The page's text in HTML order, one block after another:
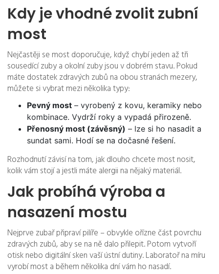
Kdy je vhodné zvolit zubní
most
Nejčastěji se most doporučuje, když chybí jeden až tři
sousedící zuby a okolní zuby jsou v dobrém stavu. Pokud
máte dostatek zdravých zubů na obou stranách mezery,
můžete si vybrat mezi několika typy:
Pevný most – vyrobený z kovu, keramiky nebo
kombinace. Vydrží roky a vypadá přirozeně.
Přenosný most (závěsný) – lze si ho nasadit a
sundat sami. Hodí se na dočasné řešení.
Rozhodnutí závisí na tom, jak dlouho chcete most nosit,
kolik vám stojí a jestli máte alergii na nějaký materiál.
Jak probíhá výroba a
nasazení mostu
Nejprve zubař připraví pilíře – obvykle ořízne část povrchu
zdravých zubů, aby se na ně dalo přilepit. Potom vytvoří
otisk nebo digitální sken vaší ústní dutiny. Laboratoř na míru
vyrobí most a během několika dní vám ho nasadí.